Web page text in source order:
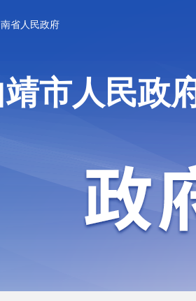
省人民政府
靖市人民政